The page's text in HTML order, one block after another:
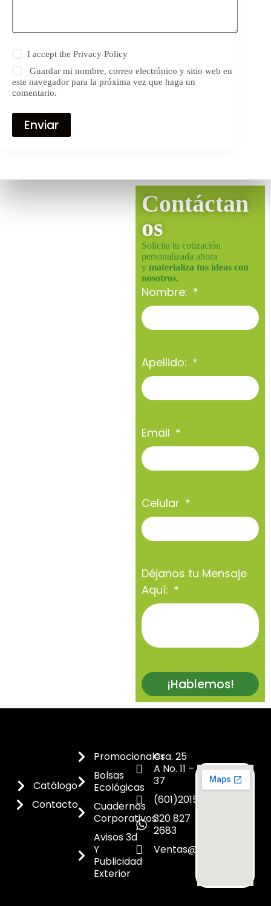
I accept thePrivacy Policy
Guardar mi nombre, correo electrónico y sitio web en
este navegador para la próxima vez que haga un
comentario.
Enviar
Contáctan
os
Solicita tu cotización
personalizada ahora
y materializa tus ideas con
nosotros.
Nombre:
Apellido:
Email
Celular
Déjanos tu Mensaje
Aquí:
¡Hablemos!
Catálogo
Contacto
Promocionales
Bolsas
Ecológicas
Cuadernos
Corporativos
Avisos 3d
Y
Publicidad
Exterior
Cra. 25
A No. 11 –
37
(601)2015300
320 827
2683
Ventas@dicoes.co